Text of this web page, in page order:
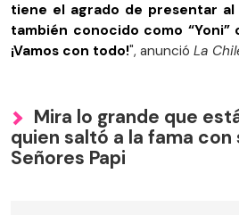
tiene el agrado de presentar
también conocido como
¡Vamos con todo!", anunció La
Mira lo grande que
quien saltó a la fama con
Señores Papi